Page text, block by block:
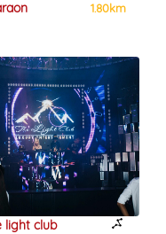
1.80km
light club